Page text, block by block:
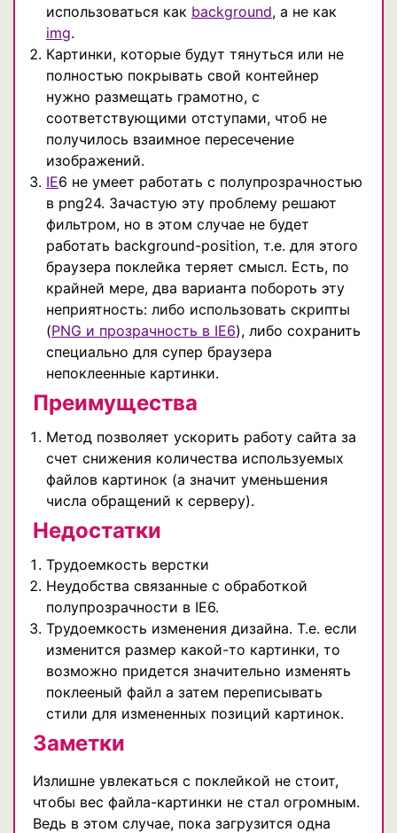
использоваться как background, а не как
img.
Картинки, которые будут тянуться или не
полностью покрывать свой контейнер
нужно размещать грамотно, с
соответствующими отступами, чтоб не
получилось взаимное пересечение
изображений.
IE6 не умеет работать с полупрозрачностью
в png24. Зачастую эту проблему решают
фильтром, но в этом случае не будет
работать background-position, т.е. для этого
браузера поклейка теряет смысл. Есть, по
крайней мере, два варианта побороть эту
неприятность: либо использовать скрипты
(PNG и прозрачность в IE6), либо сохранить
специально для супер браузера
непоклеенные картинки.
Преимущества
Метод позволяет ускорить работу сайта за
счет снижения количества используемых
файлов картинок (а значит уменьшения
числа обращений к серверу).
Недостатки
Трудоемкость верстки
Неудобства связанные с обработкой
полупрозрачности в IE6.
Трудоемкость изменения дизайна. Т.е. если
изменится размер какой-то картинки, то
возможно придется значительно изменять
поклееный файл а затем переписывать
стили для измененных позиций картинок.
Заметки
Излишне увлекаться с поклейкой не стоит,
чтобы вес файла-картинки не стал огромным.
Ведь в этом случае, пока загрузится одна